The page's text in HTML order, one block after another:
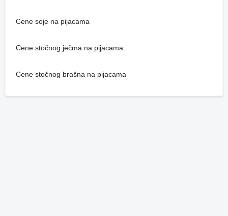
Cene soje na pijacama
Cene stočnog ječma na pijacama
Cene stočnog brašna na pijacama